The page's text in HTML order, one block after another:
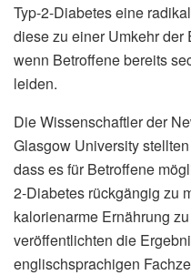
Typ-2-Diabetes eine
diese zu einer Umkehr der
wenn Betroffene bereits
leiden.
Die Wissenschaftler der
Glasgow University
dass es für Betroffene
2-Diabetes rückgängig zu
kalorienarme Ernährung
veröffentlichten die
englischsprachigen